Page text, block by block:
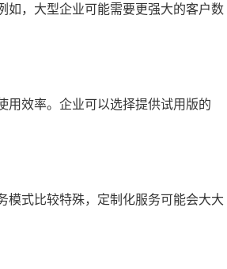
如，大型企业可能需要更强大的客户数
用效率。企业可以选择提供试用版的
模式比较特殊，定制化服务可能会大大